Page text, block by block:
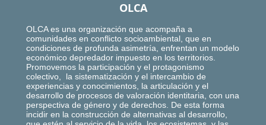
OLCA
OLCA es una organización que acompaña a
comunidades en conflicto socioambiental, que en
condiciones de profunda asimetría, enfrentan un modelo
económico depredador impuesto en los territorios.
Promovemos la participación y el protagonismo
colectivo, la sistematización y el intercambio de
experiencias y conocimientos, la articulación y el
desarrollo de procesos de valoración identitaria, con una
perspectiva de género y de derechos. De esta forma
incidir en la construcción de alternativas al desarrollo,